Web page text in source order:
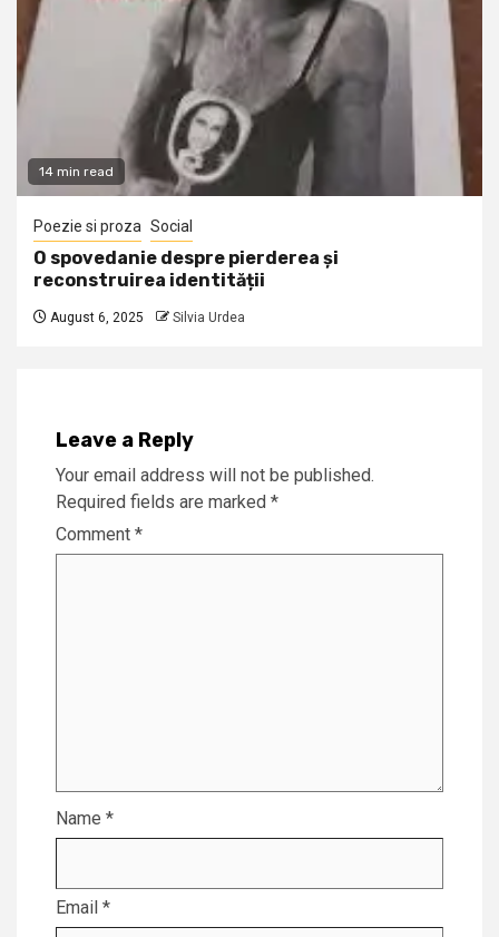
14 min read
Poezie si proza Social
O spovedanie despre pierderea și
reconstruirea identității
August 6, 2025 Silvia Urdea
Leave a Reply
Your email address will not be published.
Required fields are marked *
Comment *
Name *
Email *